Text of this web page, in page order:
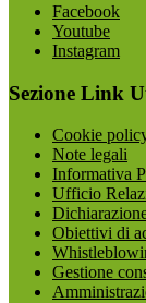
Facebook
Youtube
Instagram
Sezione Link
Cookie
Note legali
Informativa
Ufficio
Obiettivi di
Gestione